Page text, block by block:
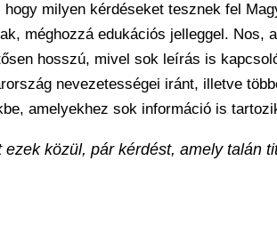
milyen kérdéseket tesznek fel
méghozzá edukációs jelleggel. Nos,
hosszú, mivel sok leírás is
nevezetességei iránt, illetve
amelyekhez sok információ is
közül, pár kérdést, amely talán